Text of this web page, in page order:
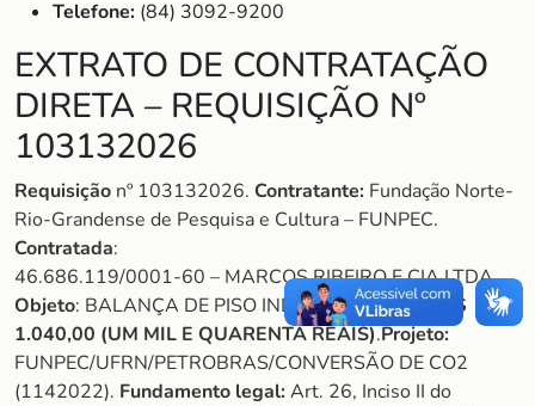
Telefone: (84) 3092-9200
EXTRATO DE CONTRATAÇÃO
DIRETA – REQUISIÇÃO Nº
103132026
Requisição nº 103132026. Contratante: Fundação Norte-
Rio-Grandense de Pesquisa e Cultura – FUNPEC.
Contratada:
46.686.119/0001-60 – MARCOS RIBEIRO E CIA LTDA.
Objeto: BALANÇA DE PISO INDUSTRIAL.Valor: R$
1.040,00 (UM MIL E QUARENTA REAIS).Projeto:
FUNPEC/UFRN/PETROBRAS/CONVERSÃO DE CO2
(1142022). Fundamento legal:Art. 26, Inciso II do